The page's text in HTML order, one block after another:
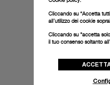
Cliccando su “Accetta
all’utilizzo dei cookie
Cliccando su "accetta
il tuo consenso soltanto